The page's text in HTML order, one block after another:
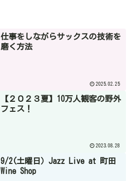
仕事をしながらサックスの技術を
磨く方法
2025.02.25
【２０２３夏】10万人観客の野外
フェス！
2023.08.28
9/2(土曜日）Jazz Live at 町田
Wine Shop